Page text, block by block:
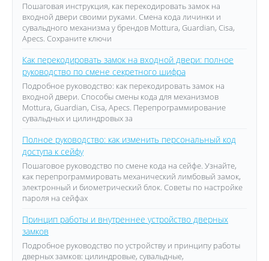
Пошаговая инструкция, как перекодировать замок на
входной двери своими руками. Смена кода личинки и
сувальдного механизма у брендов Mottura, Guardian, Cisa,
Apecs. Сохраните ключи
Как перекодировать замок на входной двери: полное
руководство по смене секретного шифра
Подробное руководство: как перекодировать замок на
входной двери. Способы смены кода для механизмов
Mottura, Guardian, Cisa, Apecs. Перепрограммирование
сувальдных и цилиндровых за
Полное руководство: как изменить персональный код
доступа к сейфу
Пошаговое руководство по смене кода на сейфе. Узнайте,
как перепрограммировать механический лимбовый замок,
электронный и биометрический блок. Советы по настройке
пароля на сейфах
Принцип работы и внутреннее устройство дверных
замков
Подробное руководство по устройству и принципу работы
дверных замков: цилиндровые, сувальдные,